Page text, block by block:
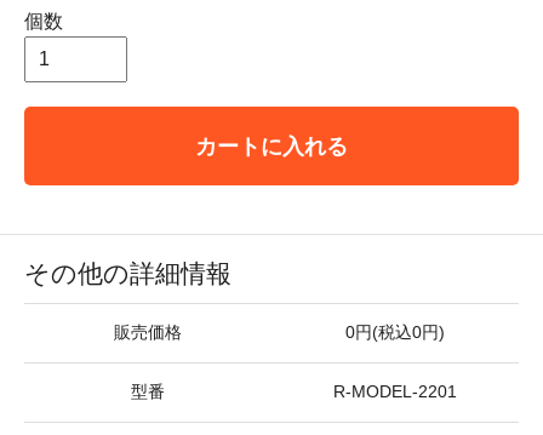
個数
カートに入れる
その他の詳細情報
販売価格 0円(税込0円)
型番 R-MODEL-2201